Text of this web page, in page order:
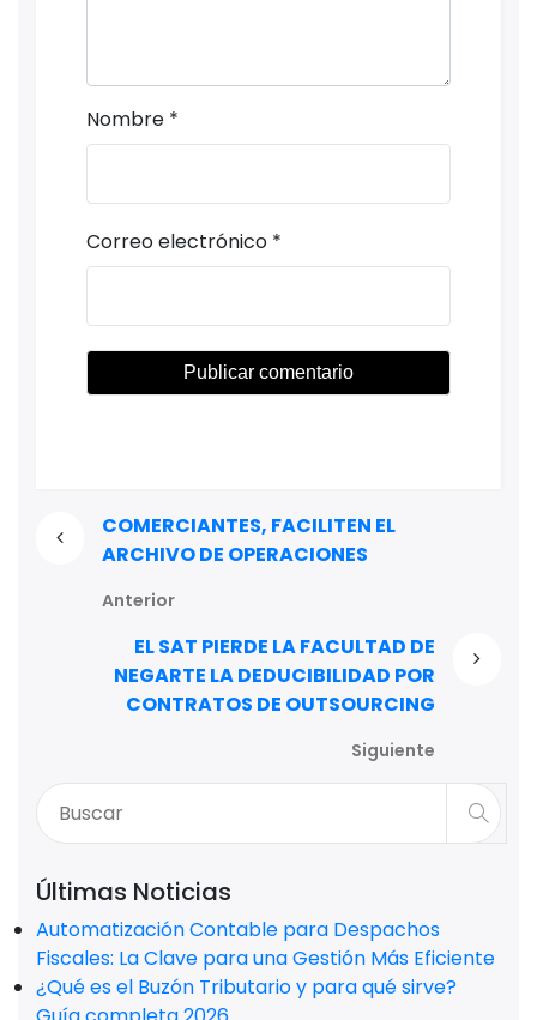
Nombre *
Correo electrónico *
COMERCIANTES, FACILITEN EL
ARCHIVO DE OPERACIONES
Anterior
EL SAT PIERDE LA FACULTAD DE
NEGARTE LA DEDUCIBILIDAD POR
CONTRATOS DE OUTSOURCING
Siguiente
Últimas Noticias
Automatización Contable para Despachos
Fiscales: La Clave para una Gestión Más Eficiente
¿Qué es el Buzón Tributario y para qué sirve?